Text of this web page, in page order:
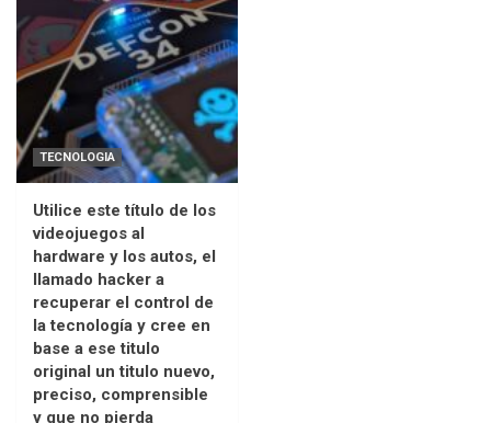
TECNOLOGIA
Utilice este título de los
videojuegos al
hardware y los autos, el
llamado hacker a
recuperar el control de
la tecnología y cree en
base a ese titulo
original un titulo nuevo,
preciso, comprensible
y que no pierda